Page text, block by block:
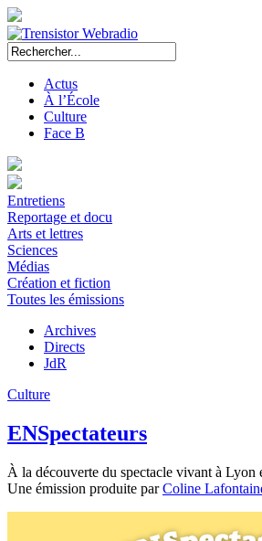
Actus
À l’École
Culture
Face B
Entretiens
Reportage et docu
Arts et lettres
Sciences
Médias
Création et fiction
Toutes les émissions
Archives
Directs
JdR
Culture
ENSpectateurs
À la découverte du spectacle vivant à Lyon
Une émission produite parColine